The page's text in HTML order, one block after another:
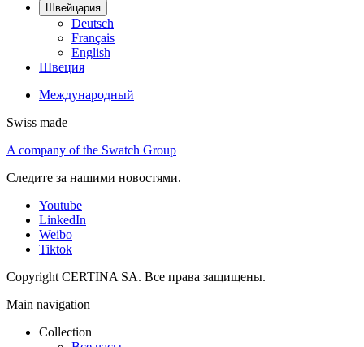
Швейцария
Deutsch
Français
English
Швеция
Международный
Swiss made
A company of the Swatch Group
Следите за нашими новостями.
Youtube
LinkedIn
Weibo
Tiktok
Copyright CERTINA SA. Все права защищены.
Main navigation
Collection